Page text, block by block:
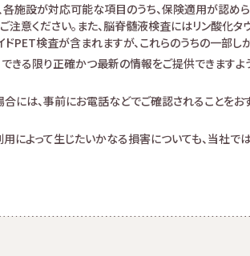
施設が対応可能な項目のうち、保険適用が認め
注意ください。また、脳脊髄液検査にはリン酸化
PET検査が含まれますが、これらのうちの一部し
きる限り正確かつ最新の情報をご提供できます
には、事前にお電話などでご確認されることを
用によって生じたいかなる損害についても、当社